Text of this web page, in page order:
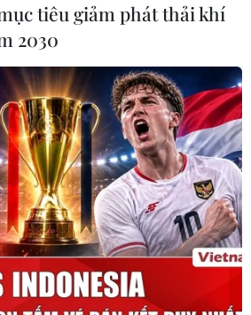
tăng chuyến, bố trí bay
Tết Nhâm Dần
xây dựng kế hoạch tăng chuyến,
cao điểm và bố trí các chuyến
đáp ứng nhu cầu đi lại của
tiêu giảm phát thải khí
2030